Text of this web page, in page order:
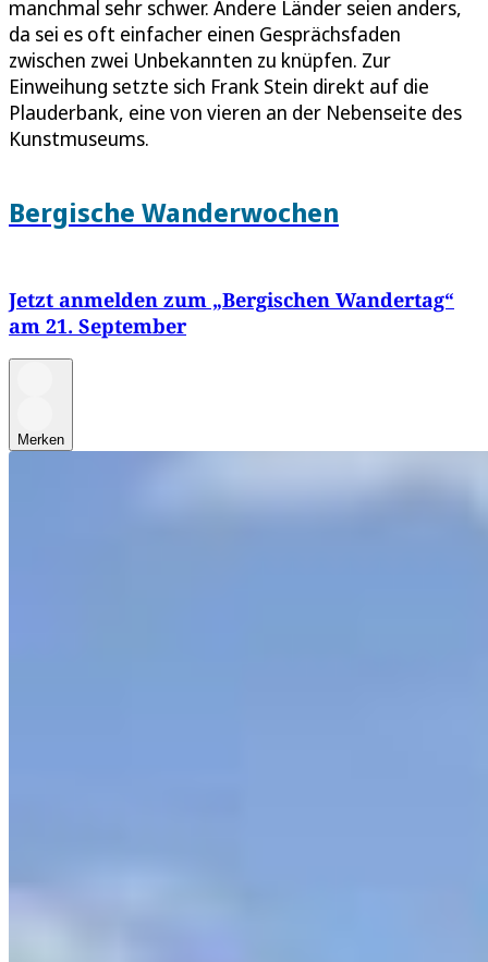
manchmal sehr schwer. Andere Länder seien anders,
da sei es oft einfacher einen Gesprächsfaden
zwischen zwei Unbekannten zu knüpfen. Zur
Einweihung setzte sich Frank Stein direkt auf die
Plauderbank, eine von vieren an der Nebenseite des
Kunstmuseums.
Bergische Wanderwochen
Jetzt anmelden zum „Bergischen Wandertag“
am 21. September
Merken